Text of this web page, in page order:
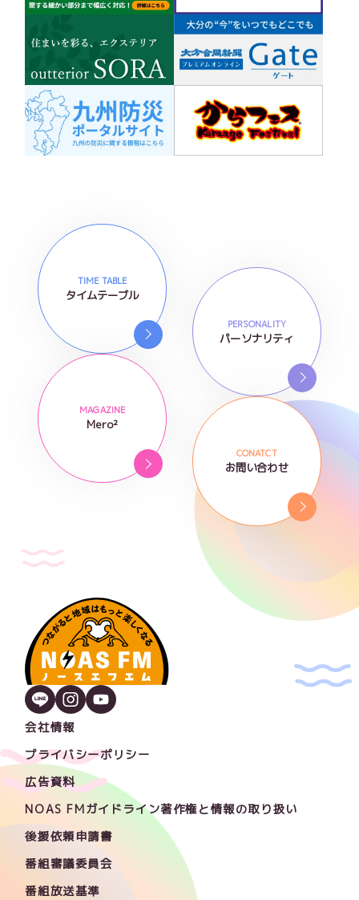
TIME TABLE
タイムテーブル
PERSONALITY
パーソナリティ
MAGAZINE
Mero²
CONATCT
お問い合わせ
会社情報
プライバシーポリシー
広告資料
NOAS FMガイドライン著作権と情報の取り扱い
後援依頼申請書
番組審議委員会
番組放送基準